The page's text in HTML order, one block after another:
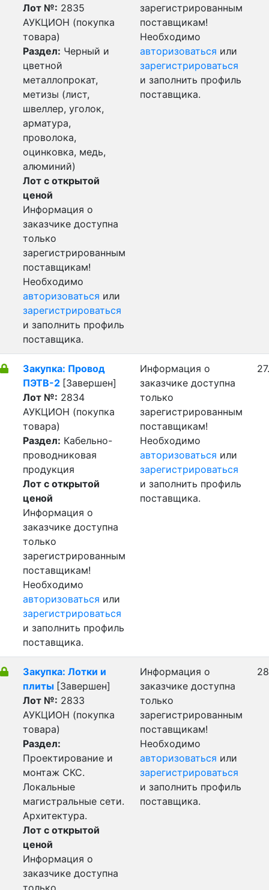
Лот №: 2835
АУКЦИОН (покупка
товара)
Раздел: Черный и
цветной
металлопрокат,
метизы (лист,
швеллер, уголок,
арматура,
проволока,
оцинковка, медь,
алюминий)
Лот с открытой
ценой
Информация о
заказчике доступна
только
зарегистрированным
поставщикам!
Необходимо
авторизоваться или
зарегистрироваться
и заполнить профиль
поставщика.
зарегистрированным
поставщикам!
Необходимо
авторизоваться или
зарегистрироваться
и заполнить профиль
поставщика.
Закупка: Провод
ПЭТВ-2 [Завершен]
Лот №: 2834
АУКЦИОН (покупка
товара)
Раздел: Кабельно-
проводниковая
продукция
Лот с открытой
ценой
Информация о
заказчике доступна
только
зарегистрированным
поставщикам!
Необходимо
авторизоваться или
зарегистрироваться
и заполнить профиль
поставщика.
Информация о
заказчике доступна
только
зарегистрированным
поставщикам!
Необходимо
авторизоваться или
зарегистрироваться
и заполнить профиль
поставщика.
Закупка: Лотки и
плиты [Завершен]
Лот №: 2833
АУКЦИОН (покупка
товара)
Раздел:
Проектирование и
монтаж СКС.
Локальные
магистральные сети.
Архитектура.
Лот с открытой
ценой
Информация о
заказчике доступна
только
Информация о
заказчике доступна
только
зарегистрированным
поставщикам!
Необходимо
авторизоваться или
зарегистрироваться
и заполнить профиль
поставщика.